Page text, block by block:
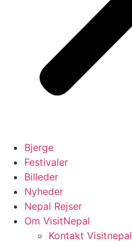
Bjerge
Festivaler
Billeder
Nyheder
Nepal Rejser
Om VisitNepal
Kontakt Visitnepal